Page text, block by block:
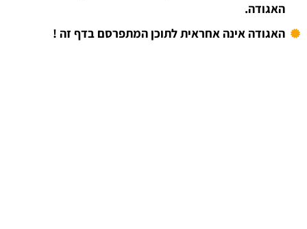
האגודה.
האגודה אינה אחראית לתוכן המתפרסם בדף זה !